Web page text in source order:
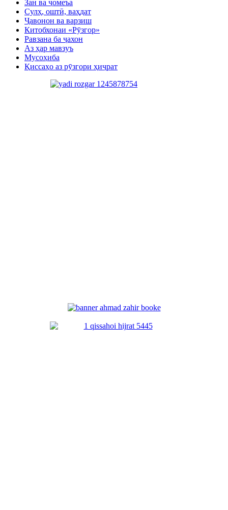
Зан ва ҷомеъа
Сулҳ, оштӣ, ваҳдат
Ҷавонон ва варзиш
Китобхонаи «Рӯзгор»
Равзана ба ҷахон
Аз ҳар мавзуъ
Мусоҳиба
Қиссаҳо аз рӯзгори ҳиҷрат